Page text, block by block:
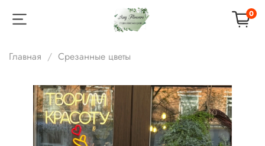
0
Главная Срезанные цветы